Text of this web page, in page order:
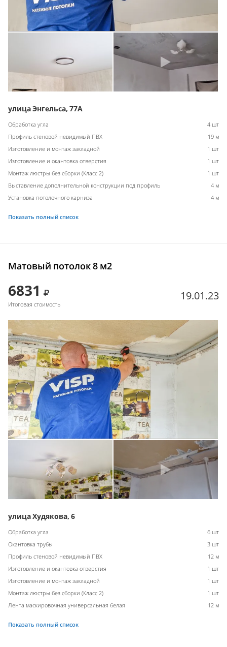
улица Энгельса, 77А
Обработка угла
4 шт
Профиль стеновой невидимый ПВХ
19 м
Изготовление и монтаж закладной
1 шт
Изготовление и окантовка отверстия
1 шт
Монтаж люстры без сборки (Класс 2)
1 шт
Выставление дополнительной конструкции под профиль
4 м
Установка потолочного карниза
4 м
Показать полный список
Матовый потолок 8 м2
6831
Итоговая стоимость
19.01.23
улица Худякова, 6
Обработка угла
6 шт
Окантовка трубы
3 шт
Профиль стеновой невидимый ПВХ
12 м
Изготовление и окантовка отверстия
1 шт
Изготовление и монтаж закладной
1 шт
Монтаж люстры без сборки (Класс 2)
1 шт
Лента маскировочная универсальная белая
12 м
Показать полный список